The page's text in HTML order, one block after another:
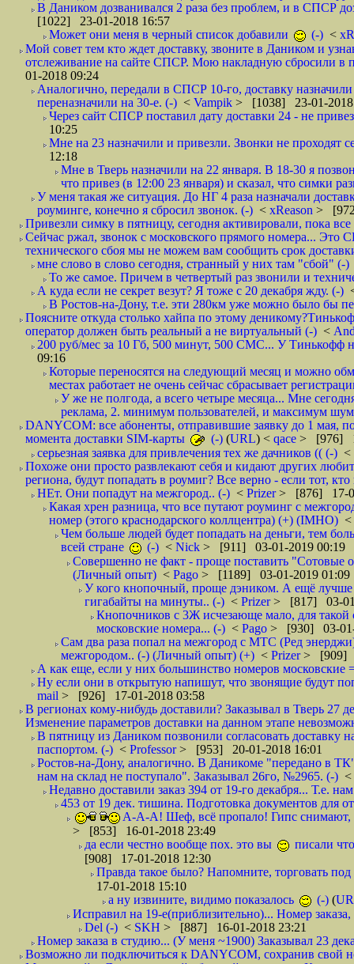
В Даником дозванивался 2 раза без проблем, и в СПСР
[1022] 23-01-2018 16:57
Может они меня в черный список добавили
(-) <
Мой совет тем кто ждет доставку, звоните в Даником и
отслеживание на сайте СПСР. Мою накладную сбросили
01-2018 09:24
Аналогично, передали в СПСР 10-го, доставку
переназначили на 30-е. (-) < Vampik > [1038] 23-01-2018
Через сайт СПСР поставил дату доставки 24 - не
10:25
Мне на 23 назначили и привезли. Звонки не
12:18
Мне в Тверь назначили на 22 января. В 18-30 я
что привез (в 12:00 23 января) и сказал, что симки
У меня такая же ситуация. До НГ 4 раза назначали
роуминге, конечно я сбросил звонок. (-) < xReason >
Привезли симку в пятницу, сегодня активировали, пока
Сейчас ржал, звонок с московского прямого номера... Это
технического сбоя мы не можем вам сообщить срок
мне слово в слово сегодня, странный у них там "сбой" (-)
То же самое. Причем в четвертый раз звонили и
А куда если не секрет везут? Я тоже с 20 декабря жду. (-)
В Ростов-на-Дону, т.е. эти 280км уже можно было бы
Поясните откуда столько хайпа по этому
оператор должен быть реальный а не виртуальный (-) <
200 руб/мес за 10 Гб, 500 минут, 500 СМС... У Тинькофф
09:16
Которые переносятся на следующий месяц и можно
местах работает не очень сейчас сбрасывает
У же не полгода, а всего четыре месяца... Мне
реклама, 2. минимум пользователей, и максимум
DANYCOM: все абоненты, отправившие заявку до 1 мая,
момента доставки SIM-карты
(-) (URL) < qace > [976]
серьезная заявка для привлечения тех же дачников (( (-) <
Похоже они просто развлекают себя и кидают других
региона, будут попадать в роумиг? Все верно - если тот,
НЕт. Они попадут на межгород.. (-) < Prizer> [876] 17-
Какая хрен разница, что все путают роуминг с
номер (этого краснодарского коллцентра) (+) (IMHO) <
Чем больше людей будет попадать на деньги, тем
всей стране
(-) < Nick > [911] 03-01-2019 00:19
Совершенно не факт - проще поставить "Сотовые
(Личный опыт) < Pago > [1189] 03-01-2019 01:09
У кого кнопочный, проще дэником. А ещё лучше
гигабайты на минуты.. (-) < Prizer> [817] 03-
Кнопочников с 3Ж исчезающе мало, для такой
московские номера... (-) < Pago > [930] 03-01-
Сам два раза попал на межгород с МТС (Ред
межгородом.. (-) (Личный опыт) (+) < Prizer> [909]
А как еще, если у них большинство номеров московские
Ну если они в открытую напишут, что звонящие будут
mail > [926] 17-01-2018 03:58
В регионах кому-нибудь доставили? Заказывал в Тверь 27
Изменение параметров доставки на данном этапе
В пятницу из Даником позвонили согласовать доставку
паспортом. (-) < Professor> [953] 20-01-2018 16:01
Ростов-на-Дону, аналогично. В Даникоме "передано в
нам на склад не поступало". Заказывал 26го, №2965. (-) <
Недавно доставили заказ 394 от 19-го декабря... Т.е.
453 от 19 дек. тишина. Подготовка документов для
А-А-А! Шеф, всё пропало! Гипс снимают,
> [853] 16-01-2018 23:49
да если честно вообще пох. это вы
писали
[908] 17-01-2018 12:30
Правда такое было? Напомните, торговать
17-01-2018 15:10
а ну извините, видимо показалось
(-) (
Исправил на 19-е(приблизительно)... Номер
Del (-) < SKH > [887] 16-01-2018 23:21
Номер заказа в студию... (У меня ~1900) Заказывал 23
Возможно ли подключиться к DANYCOM, сохранив свой